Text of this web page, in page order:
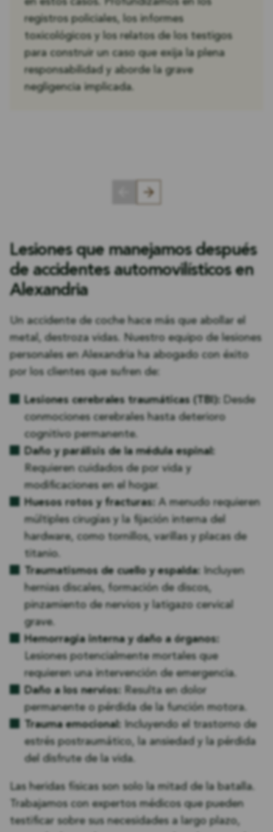
registros policiales, los informes
toxicológicos y los relatos de los testigos
para construir un caso que exija la plena
responsabilidad y aborde la grave
negligencia implicada.
Lesiones que manejamos después
de accidentes automovilísticos en
Alexandria
Un accidente de coche hace más que abollar el
metal, destroza vidas. Nuestro equipo de lesiones
personales en Alexandria ha abogado con éxito
por los clientes que sufren de:
Lesiones cerebrales traumáticas (TBI):
Desde
conmociones cerebrales hasta deterioro
cognitivo permanente.
Daño y parálisis de la médula espinal:
Requieren cuidados de por vida y
modificaciones en el hogar.
Huesos rotos y fracturas: A menudo requieren
múltiples cirugías y la fijación interna del
hardware, como tornillos, varillas y placas de
titanio.
Traumatismos de cuello y espalda:
Incluyen
hernias discales, formación de discos,
pinzamiento de nervios y latigazo cervical
grave.
Hemorragia interna y daño a órganos:
Lesiones potencialmente mortales que
requieren una intervención de emergencia.
Daño a los nervios: Resulta en dolor
permanente o pérdida de la función motora.
Trauma emocional:
Incluyendo el trastorno de
estrés postraumático, la ansiedad y la pérdida
del disfrute de la vida.
Las heridas físicas son solo la mitad de la batalla.
Trabajamos con expertos médicos que pueden
testificar sobre sus necesidades a largo plazo,